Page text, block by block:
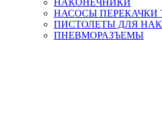
НАСОСЫ ПЕРЕКАЧКИ
ПИСТОЛЕТЫ ДЛЯ
ПНЕВМОРАЗЪЕМЫ